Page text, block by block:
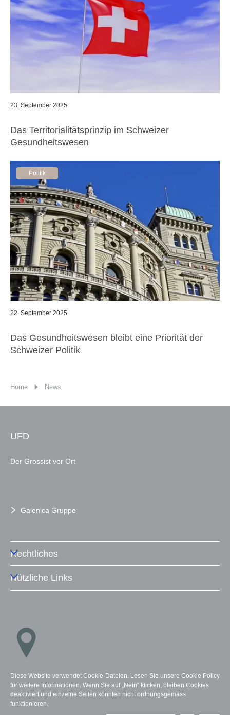
23. September 2025
Das Territorialitätsprinzip im Schweizer
Gesundheitswesen
Politik
22. September 2025
Das Gesundheitswesen bleibt eine Priorität der
Schweizer Politik
Home News
Diese Website verwendet Cookie-Dateien. Lesen Sie unsere Cookie Policy
für weitere Informationen. Wenn Sie auf „Nein“ klicken, bleiben Cookies
deaktiviert und einzelne Seiten könnten nicht ordnungsgemäss
funktionieren.
UFD
Der Grossist vor Ort
Galenica Gruppe
Rechtliches
Nützliche Links